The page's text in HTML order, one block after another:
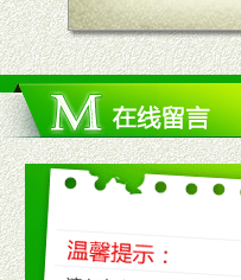
1、认同我们的经营理念。
2、具备较好商业信誉和资金实
3、具备区域内良好的终端网点
4、具备一定业务团队能力覆盖
5、具备较强的市场操作意识，
八、品牌产品
1、不断提升品牌的知名度，美誉
2、不断开创新产品不断满足消